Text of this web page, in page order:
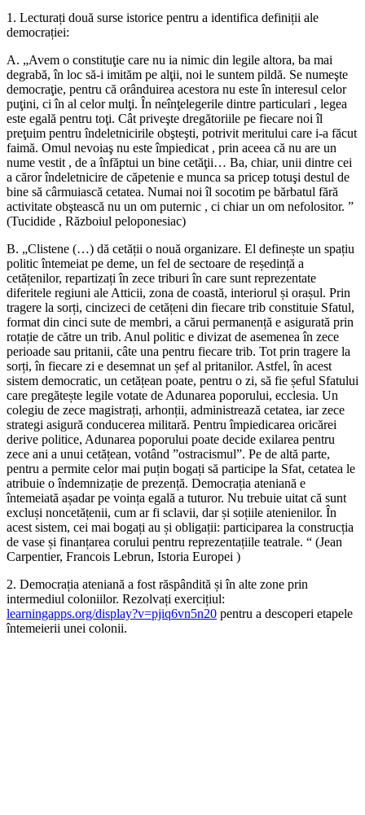
1. Lecturați două surse istorice pentru a identifica definiții ale
democrației:
A. „Avem o constituţie care nu ia nimic din legile altora, ba mai
degrabă, în loc să-i imităm pe alţii, noi le suntem pildă. Se numeşte
democraţie, pentru că orânduirea acestora nu este în interesul celor
puţini, ci în al celor mulţi. În neînţelegerile dintre particulari , legea
este egală pentru toţi. Cât priveşte dregătoriile pe fiecare noi îl
preţuim pentru îndeletnicirile obşteşti, potrivit meritului care i-a făcut
faimă. Omul nevoiaş nu este împiedicat , prin aceea că nu are un
nume vestit , de a înfăptui un bine cetăţii… Ba, chiar, unii dintre cei
a căror îndeletnicire de căpetenie e munca sa pricep totuşi destul de
bine să cârmuiască cetatea. Numai noi îl socotim pe bărbatul fără
activitate obştească nu un om puternic , ci chiar un om nefolositor. ”
(Tucidide , Războiul peloponesiac)
B. „Clistene (…) dă cetății o nouă organizare. El definește un spațiu
politic întemeiat pe deme, un fel de sectoare de reședință a
cetățenilor, repartizați în zece triburi în care sunt reprezentate
diferitele regiuni ale Atticii, zona de coastă, interiorul și orașul. Prin
tragere la sorți, cincizeci de cetățeni din fiecare trib constituie Sfatul,
format din cinci sute de membri, a cărui permanență e asigurată prin
rotație de către un trib. Anul politic e divizat de asemenea în zece
perioade sau pritanii, câte una pentru fiecare trib. Tot prin tragere la
sorți, în fiecare zi e desemnat un șef al pritanilor. Astfel, în acest
sistem democratic, un cetățean poate, pentru o zi, să fie șeful Sfatului
care pregătește legile votate de Adunarea poporului, ecclesia. Un
colegiu de zece magistrați, arhonții, administrează cetatea, iar zece
strategi asigură conducerea militară. Pentru împiedicarea oricărei
derive politice, Adunarea poporului poate decide exilarea pentru
zece ani a unui cetățean, votând ”ostracismul”. Pe de altă parte,
pentru a permite celor mai puțin bogați să participe la Sfat, cetatea le
atribuie o îndemnizație de prezență. Democrația ateniană e
întemeiată așadar pe voința egală a tuturor. Nu trebuie uitat că sunt
excluși noncetățenii, cum ar fi sclavii, dar și soțiile atenienilor. În
acest sistem, cei mai bogați au și obligații: participarea la construcția
de vase și finanțarea corului pentru reprezentațiile teatrale. “ (Jean
Carpentier, Francois Lebrun, Istoria Europei )
2. Democrația ateniană a fost răspândită și în alte zone prin
intermediul coloniilor. Rezolvați exercițiul:
learningapps.org/display?v=pjiq6vn5n20 pentru a descoperi etapele
întemeierii unei colonii.